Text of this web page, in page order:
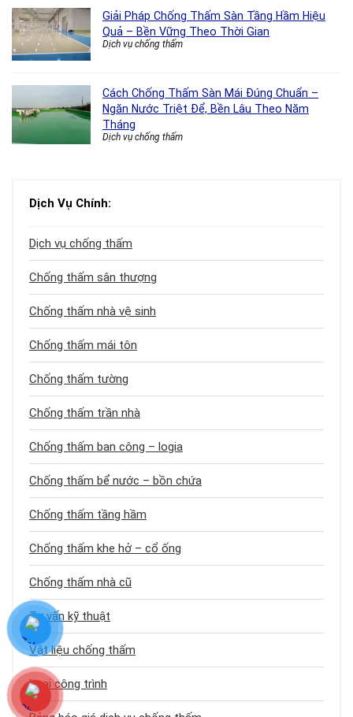
Giải Pháp Chống Thấm Sàn Tầng Hầm Hiệu
Quả – Bền Vững Theo Thời Gian
Dịch vụ chống thấm
Cách Chống Thấm Sàn Mái Đúng Chuẩn –
Ngăn Nước Triệt Để, Bền Lâu Theo Năm
Tháng
Dịch vụ chống thấm
Dịch Vụ Chính:
Dịch vụ chống thấm
Chống thấm sân thượng
Chống thấm nhà vệ sinh
Chống thấm mái tôn
Chống thấm tường
Chống thấm trần nhà
Chống thấm ban công – logia
Chống thấm bể nước – bồn chứa
Chống thấm tầng hầm
Chống thấm khe hở – cổ ống
Chống thấm nhà cũ
Tư vấn kỹ thuật
Vật liệu chống thấm
Loại công trình